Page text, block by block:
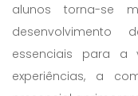
alunos torna-se
desenvolvimento
essenciais para
experiências, a